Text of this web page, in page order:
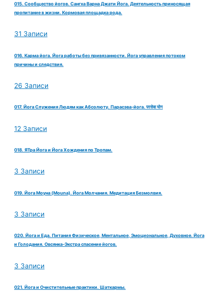
015. Сообщество йогов. Сангха Варна Джати Йога. Деятельность приносящая
пропитание в жизни. Кормовая площадка рода.
31 Записи
016. Карма йога. Йога работы без привязанности. Йога управления потоком
причины и следствия.
26 Записи
017. Йога Служения Людям как Абсолюту. Парасэва-йога. परसेवा योग
12 Записи
018. ЯТра Йога и Йога Хождения по Тропам.
3 Записи
019. Йога Моуна (Mouna). Йога Молчания. Медитация Безмолвия.
3 Записи
020. Йога и Еда. Питания Физическое, Ментальное, Эмоциональное, Духовное. Йога
и Голодания. Овсянка-Экстра спасение йогов.
3 Записи
021. Йога и Очистительные практики. Шаткармы.